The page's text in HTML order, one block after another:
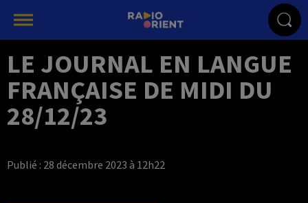
LE JOURNAL EN LANGUE
FRANÇAISE DE MIDI DU
28/12/23
Publié : 28 décembre 2023 à 12h22